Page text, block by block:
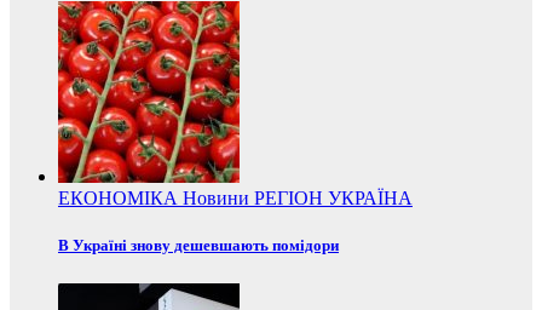
ЕКОНОМІКА Новини РЕГІОН УКРАЇНА
В Україні знову дешевшають помідори